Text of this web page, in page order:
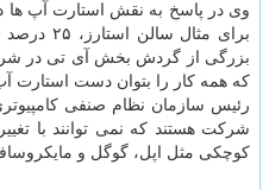
وی در پاسخ به نقش استارت آپ ها
بزرگی از گردش بخش آی تی در
كه همه كار را بتوان دست استارت آپ
رئیس سازمان نظام صنفی
كوچكی مثل اپل، گوگل و